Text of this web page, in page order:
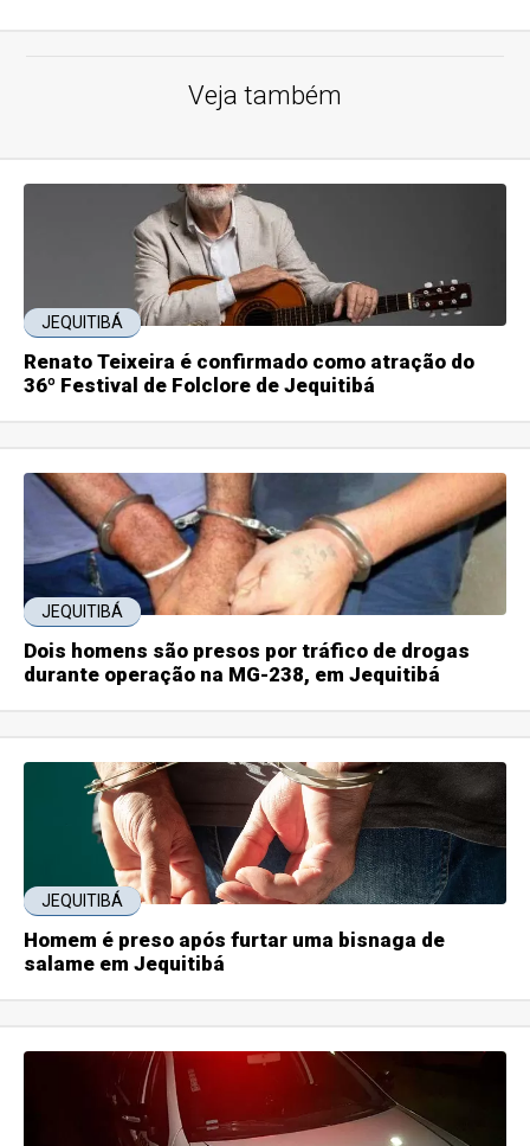
Veja também
JEQUITIBÁ
Renato Teixeira é confirmado como atração do
36º Festival de Folclore de Jequitibá
JEQUITIBÁ
Dois homens são presos por tráfico de drogas
durante operação na MG-238, em Jequitibá
JEQUITIBÁ
Homem é preso após furtar uma bisnaga de
salame em Jequitibá